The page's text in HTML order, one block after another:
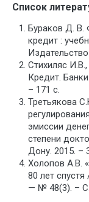
Список
Бураков Д. В.
кредит :
Стихиляс
Кредит.
– 171 с.
Третьякова
эмиссии
степени
Дону. 2015. –
Холопов А.В.
80 лет
— № 48(3). –